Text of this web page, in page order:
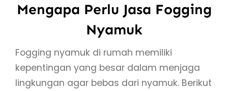
Mengapa Perlu Jasa Fogging
Nyamuk
Fogging nyamuk di rumah memiliki
kepentingan yang besar dalam menjaga
lingkungan agar bebas dari nyamuk. Berikut